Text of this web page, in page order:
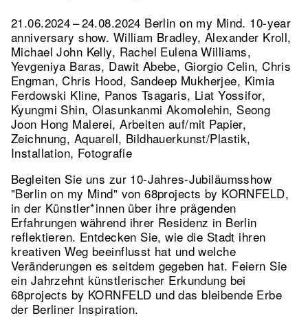
21.06.2024 – 24.08.2024 Berlin on my Mind. 10-year
anniversary show. William Bradley, Alexander Kroll,
Michael John Kelly, Rachel Eulena Williams,
Yevgeniya Baras, Dawit Abebe, Giorgio Celin, Chris
Engman, Chris Hood, Sandeep Mukherjee, Kimia
Ferdowski Kline, Panos Tsagaris, Liat Yossifor,
Kyungmi Shin, Olasunkanmi Akomolehin, Seong
Joon Hong Malerei, Arbeiten auf/mit Papier,
Zeichnung, Aquarell, Bildhauerkunst/Plastik,
Installation, Fotografie
Begleiten Sie uns zur 10-Jahres-Jubiläumsshow
"Berlin on my Mind" von 68projects by KORNFELD,
in der Künstler*innen über ihre prägenden
Erfahrungen während ihrer Residenz in Berlin
reflektieren. Entdecken Sie, wie die Stadt ihren
kreativen Weg beeinflusst hat und welche
Veränderungen es seitdem gegeben hat. Feiern Sie
ein Jahrzehnt künstlerischer Erkundung bei
68projects by KORNFELD und das bleibende Erbe
der Berliner Inspiration.